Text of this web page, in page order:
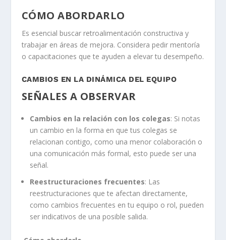
CÓMO ABORDARLO
Es esencial buscar retroalimentación constructiva y
trabajar en áreas de mejora. Considera pedir mentoría
o capacitaciones que te ayuden a elevar tu desempeño.
CAMBIOS EN LA DINÁMICA DEL EQUIPO
SEÑALES A OBSERVAR
Cambios en la relación con los colegas: Si notas
un cambio en la forma en que tus colegas se
relacionan contigo, como una menor colaboración o
una comunicación más formal, esto puede ser una
señal.
Reestructuraciones frecuentes: Las
reestructuraciones que te afectan directamente,
como cambios frecuentes en tu equipo o rol, pueden
ser indicativos de una posible salida.